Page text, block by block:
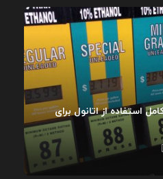
استفاده از اتانول برای